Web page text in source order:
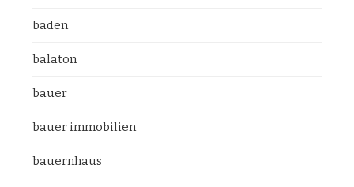
baden
balaton
bauer
bauer immobilien
bauernhaus